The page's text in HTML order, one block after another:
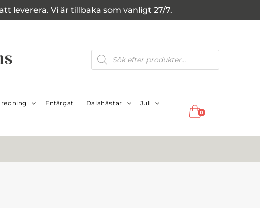
leverera. Vi är tillbaka som vanligt 27/7.
Produktsökning
Enfärgat Dalahästar Jul
0